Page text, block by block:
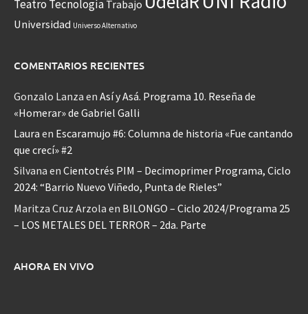
Teatro Tecnología Trabajo
Universidad Universo Alternativo
COMENTARIOS RECIENTES
Gonzalo Lanza en Así y Asá. Programa 10. Reseña de
«Homerar» de Gabriel Galli
Laura en Escaramujo #6: Columna de historia «Fue cantando
que crecí» #2
Silvana en Cientotrés PIM – Decimoprimer Programa, Ciclo
2024: “Barrio Nuevo Viñedo, Punta de Rieles”
Maritza Cruz Arzola en BILONGO – Ciclo 2024/Programa 25
– LOS METALES DEL TERROR – 2da. Parte
AHORA EN VIVO